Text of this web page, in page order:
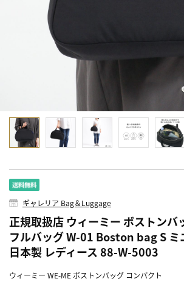
ギャレリア Bag＆Luggage
正規取扱店 ウィーミー ボストンバ
フルバッグ W-01 Boston bag S ミ
日本製 レディース 88-W-5003
ウィーミー WE-ME ボストンバッグ コンパクト